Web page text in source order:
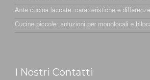
Ante cucina laccate: caratteristiche e differenze
Cucine piccole: soluzioni per monolocali e
I Nostri Contatti